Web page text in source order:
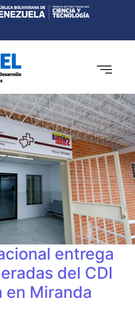
entrega
del CDI
en Miranda